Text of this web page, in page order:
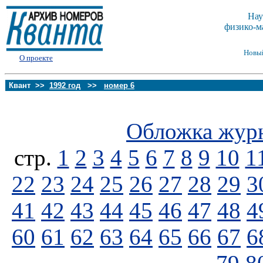
О проекте
физико-
Квант >> 1992 год >> номер 6
Обложка
стp. 1 2 3 4 5 6 7 8 9 10
22 23 24 25 26 27 28 29
41 42 43 44 45 46 47 48
60 61 62 63 64 65 66 67